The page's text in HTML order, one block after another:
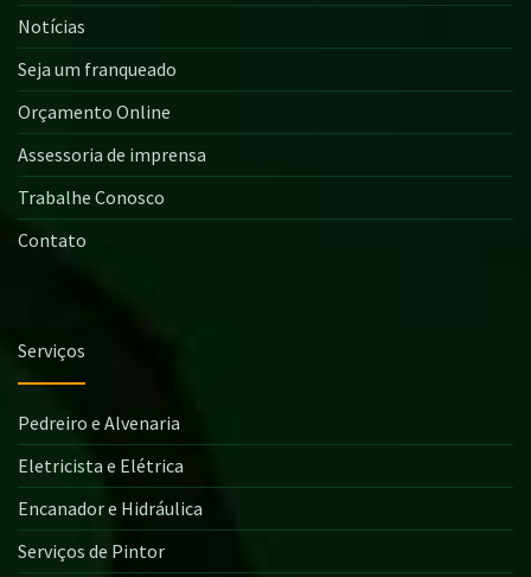
Notícias
Seja um franqueado
Orçamento Online
Assessoria de imprensa
Trabalhe Conosco
Contato
Serviços
Pedreiro e Alvenaria
Eletricista e Elétrica
Encanador e Hidráulica
Serviços de Pintor